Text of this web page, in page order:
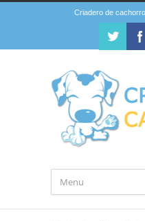
Criadero de